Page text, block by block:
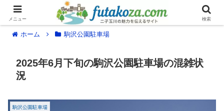
ホーム 駒沢公園駐車場
2025年6月下旬の駒沢公園駐車場の混雑状
況
駒沢公園駐車場
メニュー 検索